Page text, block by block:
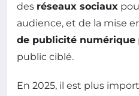
des réseaux sociaux
audience, et de la mise
de publicité numérique
public ciblé.
En 2025, il est plus